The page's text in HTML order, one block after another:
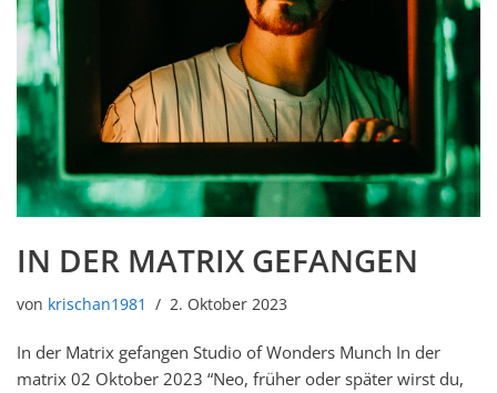
IN DER MATRIX GEFANGEN
von krischan1981 2. Oktober 2023
In der Matrix gefangen Studio of Wonders Munch In der
matrix 02 Oktober 2023 “Neo, früher oder später wirst du,